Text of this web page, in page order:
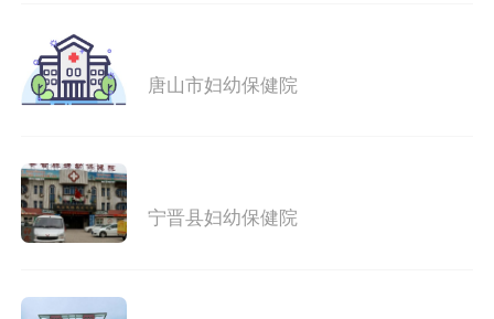
唐山市妇幼保健院
宁晋县妇幼保健院